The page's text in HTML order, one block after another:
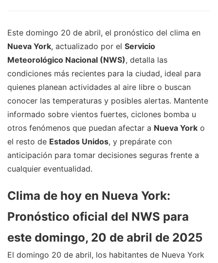
Este domingo 20 de abril, el pronóstico del clima en
Nueva York, actualizado por el Servicio
Meteorológico Nacional (NWS), detalla las
condiciones más recientes para la ciudad, ideal para
quienes planean actividades al aire libre o buscan
conocer las temperaturas y posibles alertas. Mantente
informado sobre vientos fuertes, ciclones bomba u
otros fenómenos que puedan afectar a Nueva York o
el resto de Estados Unidos, y prepárate con
anticipación para tomar decisiones seguras frente a
cualquier eventualidad.
Clima de hoy en Nueva York:
Pronóstico oficial del NWS para
este domingo, 20 de abril de 2025
El domingo 20 de abril, los habitantes de Nueva York